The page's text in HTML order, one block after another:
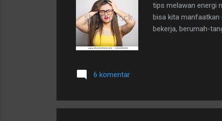
tips melawan energi
bisa kita manfaatkan
bekerja, berumah-
6 komentar